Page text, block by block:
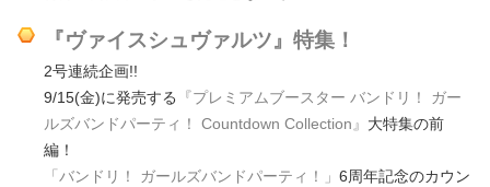
『ヴァイスシュヴァルツ』特集！
2号連続企画!!
9/15(金)に発売する
『プレミアムブースター バンドリ！ ガー
ルズバンドパーティ！ Countdown Collection』 大特集の前
編！
「バンドリ！ ガールズバンドパーティ！」 6周年記念のカウン